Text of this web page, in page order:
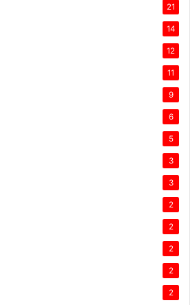
21
14
12
11
9
6
5
3
3
2
2
2
2
2